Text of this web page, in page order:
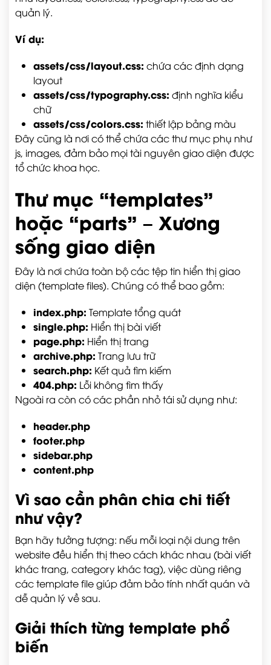
quản lý.
Ví dụ:
assets/css/layout.css: chứa các định dạng
layout
assets/css/typography.css: định nghĩa kiểu
chữ
assets/css/colors.css: thiết lập bảng màu
Đây cũng là nơi có thể chứa các thư mục phụ như
js, images, đảm bảo mọi tài nguyên giao diện được
tổ chức khoa học.
Thư mục “templates”
hoặc “parts” – Xương
sống giao diện
Đây là nơi chứa toàn bộ các tệp tin hiển thị giao
diện (template files). Chúng có thể bao gồm:
index.php: Template tổng quát
single.php: Hiển thị bài viết
page.php: Hiển thị trang
archive.php: Trang lưu trữ
search.php: Kết quả tìm kiếm
404.php: Lỗi không tìm thấy
Ngoài ra còn có các phần nhỏ tái sử dụng như:
header.php
footer.php
sidebar.php
content.php
Vì sao cần phân chia chi tiết
như vậy?
Bạn hãy tưởng tượng: nếu mỗi loại nội dung trên
website đều hiển thị theo cách khác nhau (bài viết
khác trang, category khác tag), việc dùng riêng
các template file giúp đảm bảo tính nhất quán và
dễ quản lý về sau.
Giải thích từng template phổ
biến